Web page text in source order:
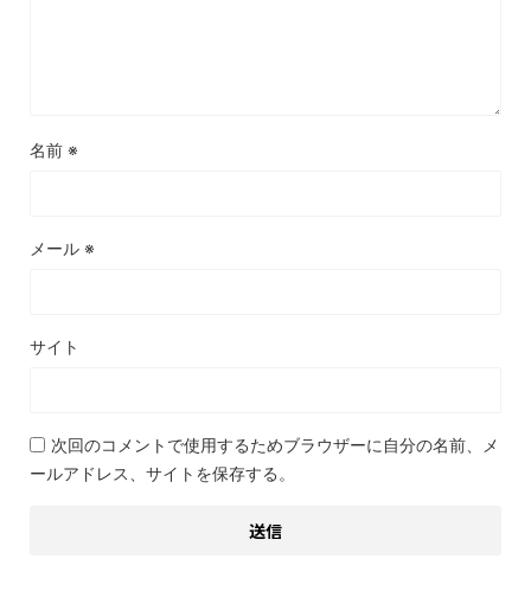
名前 ※
メール ※
サイト
次回のコメントで使用するためブラウザーに自分の名前、メ
ールアドレス、サイトを保存する。